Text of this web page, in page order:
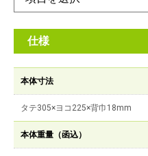
仕様
本体寸法
タテ305×ヨコ225×背巾18mm
本体重量（函込）